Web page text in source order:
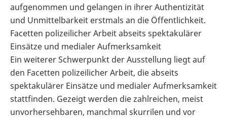
aufgenommen und gelangen in ihrer Authentizität
und Unmittelbarkeit erstmals an die Öffentlichkeit.
Facetten polizeilicher Arbeit abseits spektakulärer
Einsätze und medialer Aufmerksamkeit
Ein weiterer Schwerpunkt der Ausstellung liegt auf
den Facetten polizeilicher Arbeit, die abseits
spektakulärer Einsätze und medialer Aufmerksamkeit
stattfinden. Gezeigt werden die zahlreichen, meist
unvorhersehbaren, manchmal skurrilen und vor